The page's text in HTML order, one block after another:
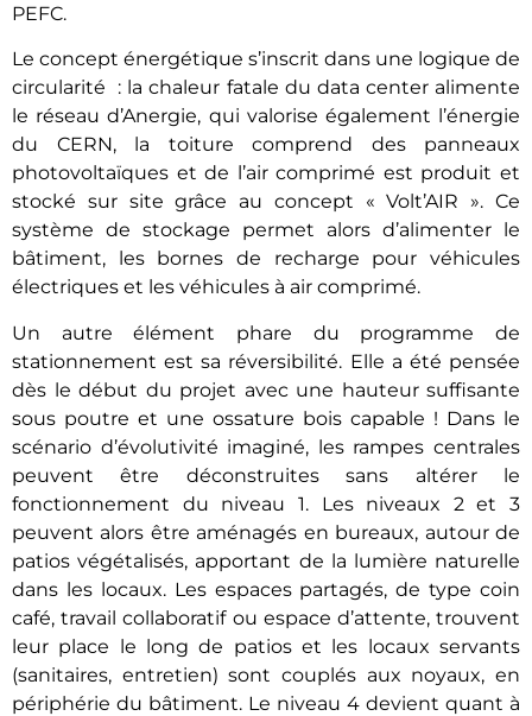
PEFC.
Le concept énergétique s’inscrit dans une logique de
circularité : la chaleur fatale du data center alimente
le réseau d’Anergie, qui valorise également l’énergie
du CERN, la toiture comprend des panneaux
photovoltaïques et de l’air comprimé est produit et
stocké sur site grâce au concept « Volt’AIR ». Ce
système de stockage permet alors d’alimenter le
bâtiment, les bornes de recharge pour véhicules
électriques et les véhicules à air comprimé.
Un autre élément phare du programme de
stationnement est sa réversibilité. Elle a été pensée
dès le début du projet avec une hauteur suffisante
sous poutre et une ossature bois capable ! Dans le
scénario d’évolutivité imaginé, les rampes centrales
peuvent être déconstruites sans altérer le
fonctionnement du niveau 1. Les niveaux 2 et 3
peuvent alors être aménagés en bureaux, autour de
patios végétalisés, apportant de la lumière naturelle
dans les locaux. Les espaces partagés, de type coin
café, travail collaboratif ou espace d’attente, trouvent
leur place le long de patios et les locaux servants
(sanitaires, entretien) sont couplés aux noyaux, en
périphérie du bâtiment. Le niveau 4 devient quant à